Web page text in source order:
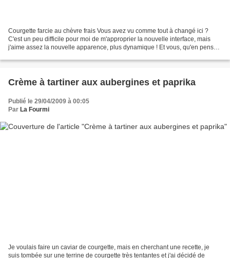
Courgette farcie au chèvre frais Vous avez vu comme tout à changé ici ?
C'est un peu difficile pour moi de m'approprier la nouvelle interface, mais
j'aime assez la nouvelle apparence, plus dynamique ! Et vous, qu'en pensez
Crème à tartiner aux aubergines et paprika
Publié le 29/04/2009 à 00:05
Par La Fourmi
Je voulais faire un caviar de courgette, mais en cherchant une recette, je
suis tombée sur une terrine de courgette très tentantes et j'ai décidé de